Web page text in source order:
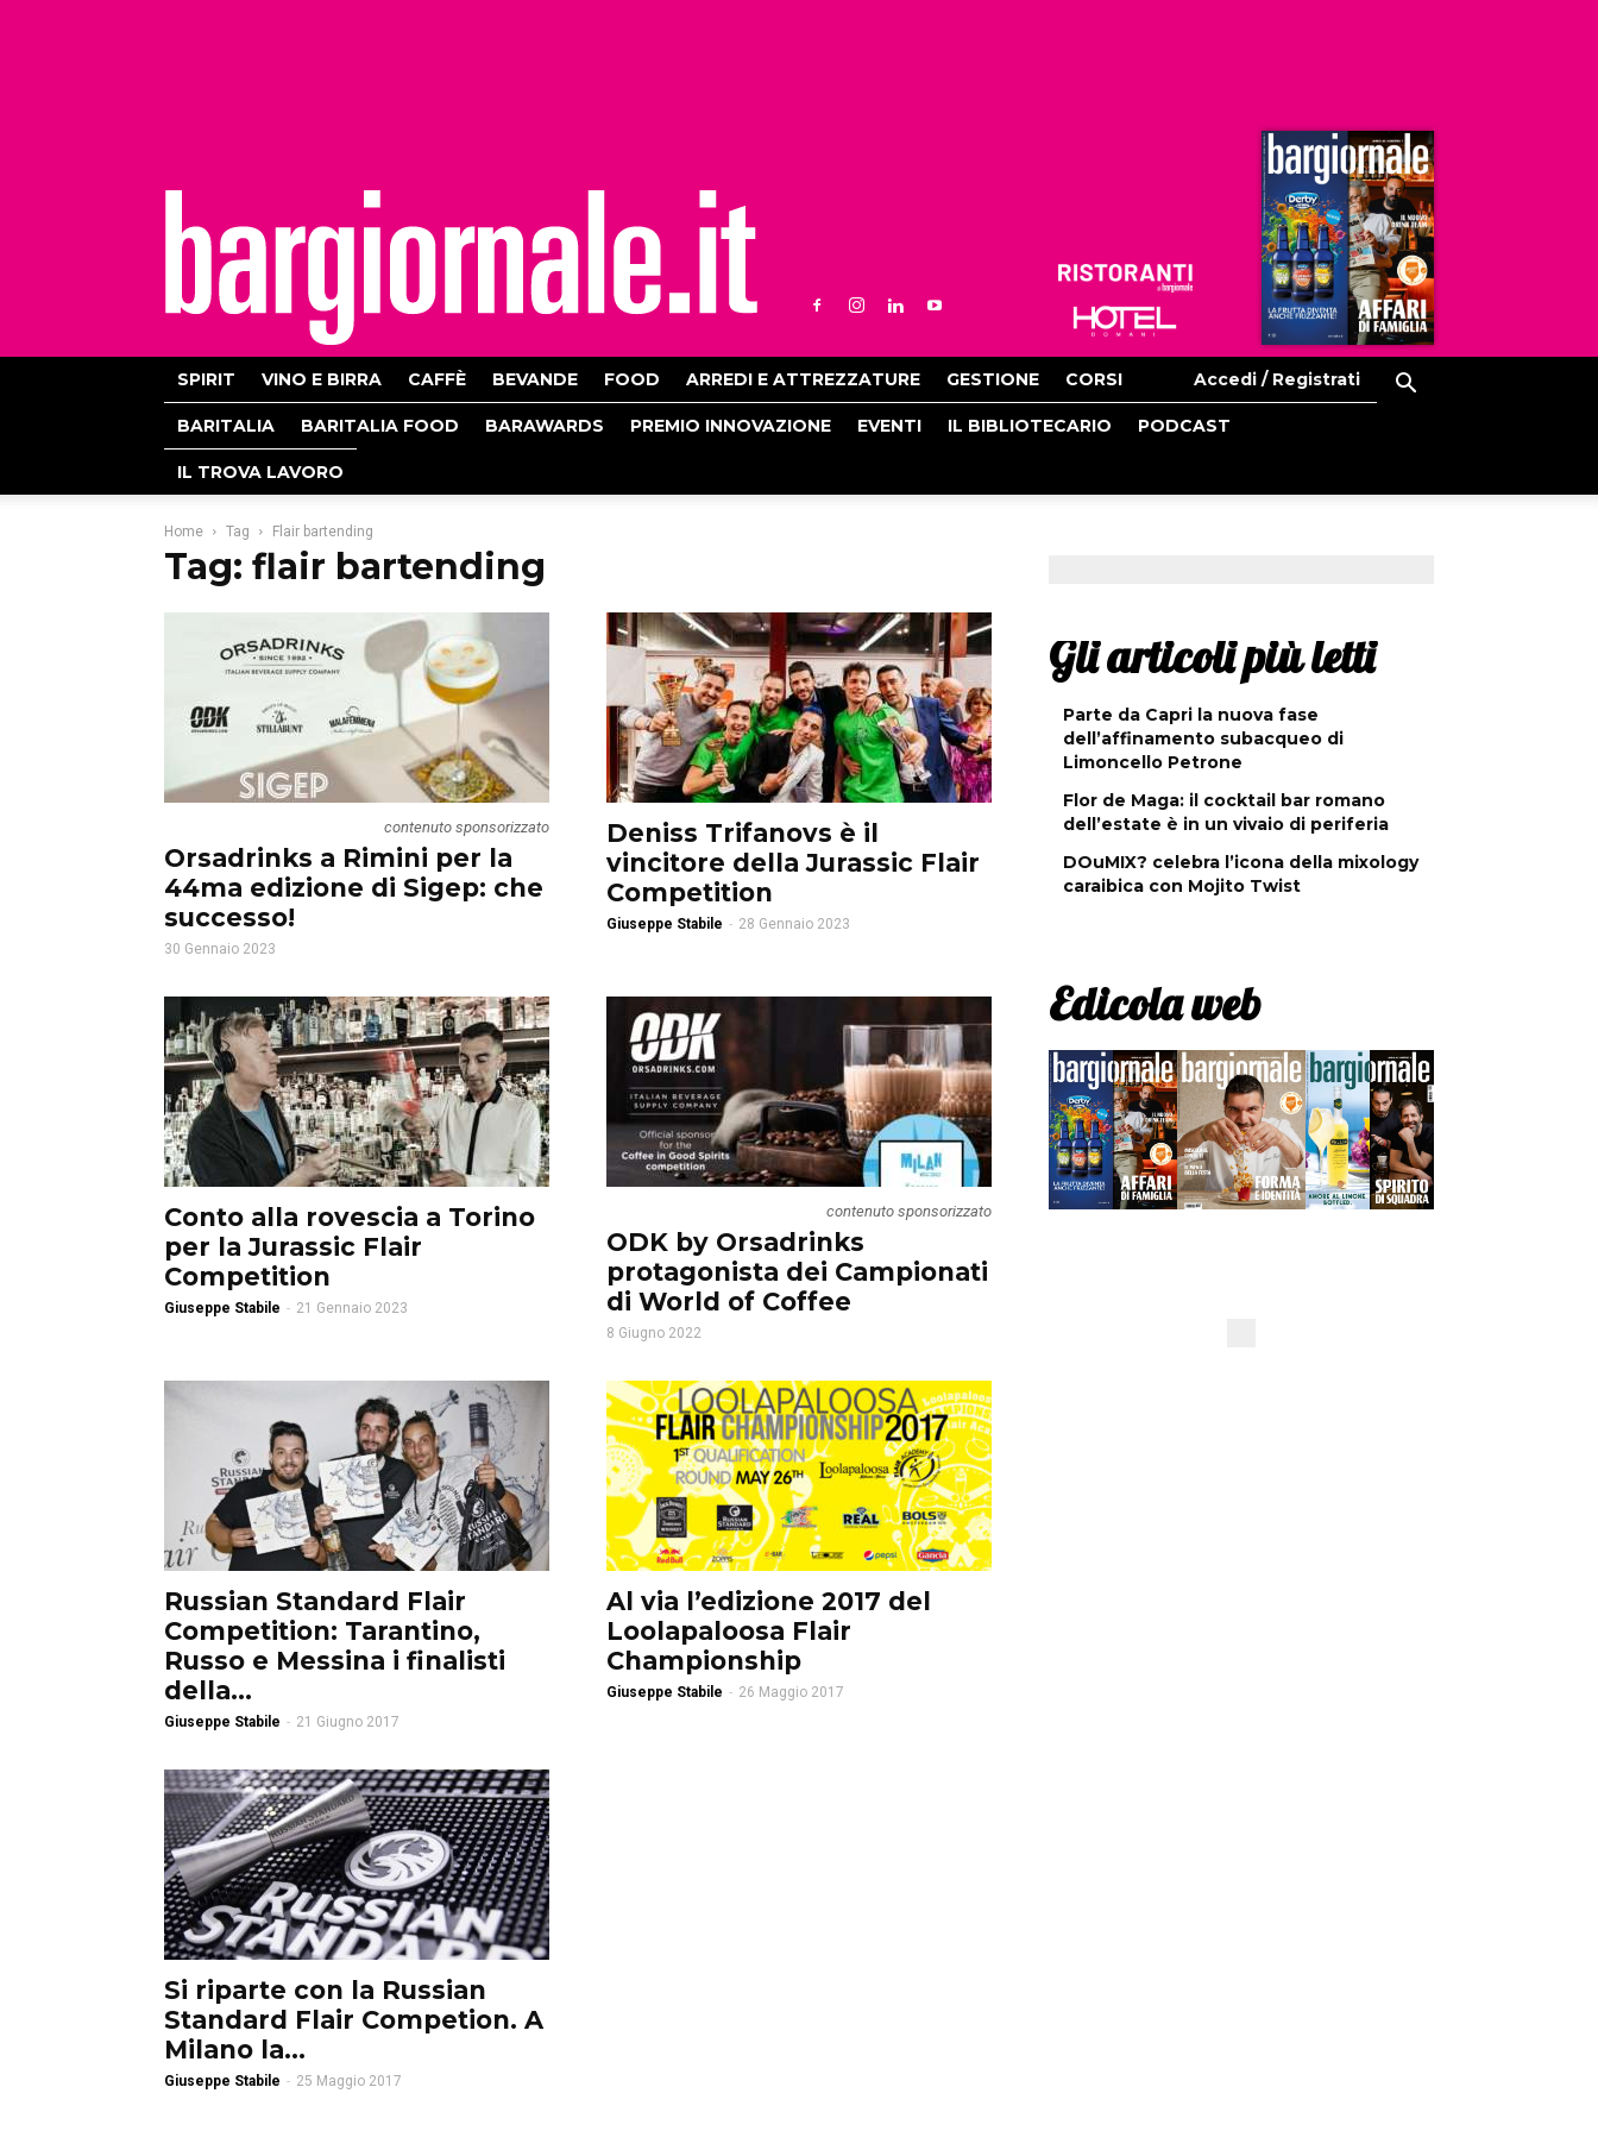
Ristoranti
Hoteldomani
SPIRIT VINO E BIRRA CAFFÈ BEVANDE FOOD ARREDI E ATTREZZATURE GESTIONE CORSI Accedi / Registrati
BARITALIA BARITALIA FOOD BARAWARDS PREMIO INNOVAZIONE EVENTI IL BIBLIOTECARIO PODCAST
IL TROVA LAVORO
Home Tag Flair bartending
Tag: flair bartending
contenuto sponsorizzato
Orsadrinks a Rimini per la
44ma edizione di Sigep: che
successo!
30 Gennaio 2023
Deniss Trifanovs è il
vincitore della Jurassic Flair
Competition
Giuseppe Stabile - 28 Gennaio 2023
Conto alla rovescia a Torino
per la Jurassic Flair
Competition
Giuseppe Stabile - 21 Gennaio 2023
contenuto sponsorizzato
ODK by Orsadrinks
protagonista dei Campionati
di World of Coffee
8 Giugno 2022
Russian Standard Flair
Competition: Tarantino,
Russo e Messina i finalisti
della...
Giuseppe Stabile - 21 Giugno 2017
Al via l’edizione 2017 del
Loolapaloosa Flair
Championship
Giuseppe Stabile - 26 Maggio 2017
Si riparte con la Russian
Standard Flair Competion. A
Milano la...
Giuseppe Stabile - 25 Maggio 2017
Gli articoli più letti
Parte da Capri la nuova fase
dell’affinamento subacqueo di
Limoncello Petrone
Flor de Maga: il cocktail bar romano
dell’estate è in un vivaio di periferia
DOuMIX? celebra l’icona della mixology
caraibica con Mojito Twist
Edicola web